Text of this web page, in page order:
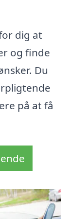
dig at
og finde
Du
på at få